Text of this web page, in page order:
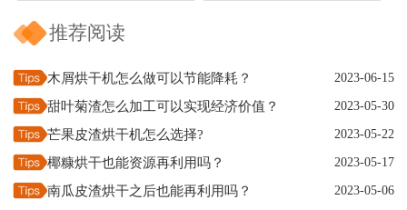
推荐阅读
木屑烘干机怎么做可以节能降耗？ 2023-06-15
甜叶菊渣怎么加工可以实现经济价值？ 2023-05-30
芒果皮渣烘干机怎么选择? 2023-05-22
椰糠烘干也能资源再利用吗？ 2023-05-17
南瓜皮渣烘干之后也能再利用吗？ 2023-05-06